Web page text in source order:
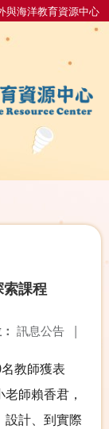
與海洋教育資源中心
課程
訊息公告 |
教師獲表
師賴香君，
設計、到實際